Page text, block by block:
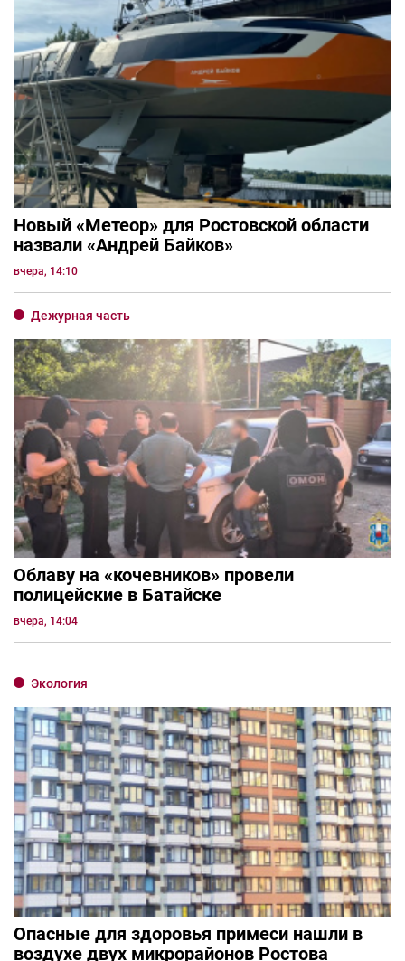
Новый «Метеор» для Ростовской области
назвали «Андрей Байков»
вчера, 14:10
Дежурная часть
Облаву на «кочевников» провели
полицейские в Батайске
вчера, 14:04
Экология
Опасные для здоровья примеси нашли в
воздухе двух микрорайонов Ростова